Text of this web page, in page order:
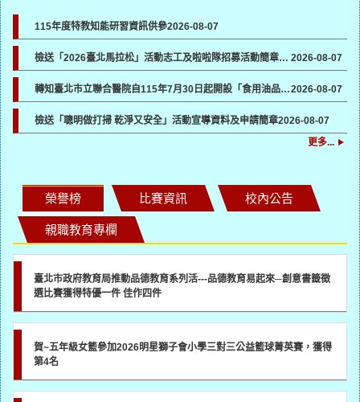
115年度特教知能研習資訊供參2026-08-07
檢送「2026臺北馬拉松」活動志工及啦啦隊招募活動簡章及報名表各1份，請貴機關協助於所屬管道宣傳並鼓勵踴躍報名參加 2026-08-07
轉知臺北市立聯合醫院自115年7月30日起開設「食用油品健康諮詢門診」一案，請各校（園）協助向所屬教職員工生宣導2026-08-07
檢送「聰明做打掃 乾淨又安全」活動宣導資料及申請簡章2026-08-07
更多...
榮譽榜 比賽資訊 校內公告
親職教育專欄
臺北市政府教育局推動品德教育系列活---品德教育易起來─創意書籤徵
選比賽獲得特優一件 佳作四件
賀~五年級女籃參加2026明星獅子會小學三對三公益籃球菁英賽，獲得
第4名